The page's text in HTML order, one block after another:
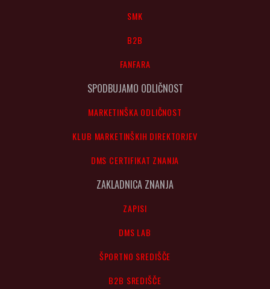
SMK
B2B
FANFARA
SPODBUJAMO ODLIČNOST
MARKETINŠKA ODLIČNOST
KLUB MARKETINŠKIH DIREKTORJEV
DMS CERTIFIKAT ZNANJA
ZAKLADNICA ZNANJA
ZAPISI
DMS LAB
ŠPORTNO SREDIŠČE
B2B SREDIŠČE